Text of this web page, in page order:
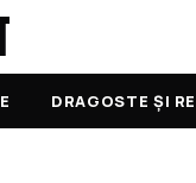
DRAGOSTE ȘI